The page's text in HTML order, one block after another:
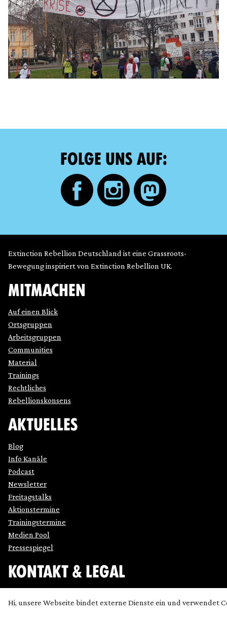
FOLGE UNS AUF:
Extinction Rebellion Deutschland ist eine Grassroots-
Bewegung inspiriert von Extinction Rebellion UK.
MITMACHEN
Auf einen Blick
Ortsgruppen
Arbeitsgruppen
Communities
Material
Trainings
Rechtliches
Rebellionskonsens
AKTUELLES
Blog
Info Kanäle
Podcast
Newsletter
Freitagstalks
Aktionstermine
Trainingstermine
Medien Pool
Pressespiegel
KONTAKT & LEGAL
Datenschutz
Hi, unsere Webseite bindet externe Dienste ein und verwendet